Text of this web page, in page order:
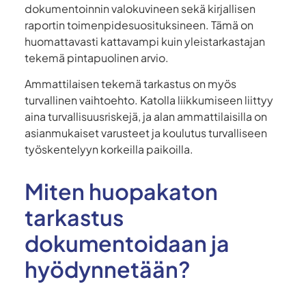
dokumentoinnin valokuvineen sekä kirjallisen
raportin toimenpidesuosituksineen. Tämä on
huomattavasti kattavampi kuin yleistarkastajan
tekemä pintapuolinen arvio.
Ammattilaisen tekemä tarkastus on myös
turvallinen vaihtoehto. Katolla liikkumiseen liittyy
aina turvallisuusriskejä, ja alan ammattilaisilla on
asianmukaiset varusteet ja koulutus turvalliseen
työskentelyyn korkeilla paikoilla.
Miten huopakaton
tarkastus
dokumentoidaan ja
hyödynnetään?